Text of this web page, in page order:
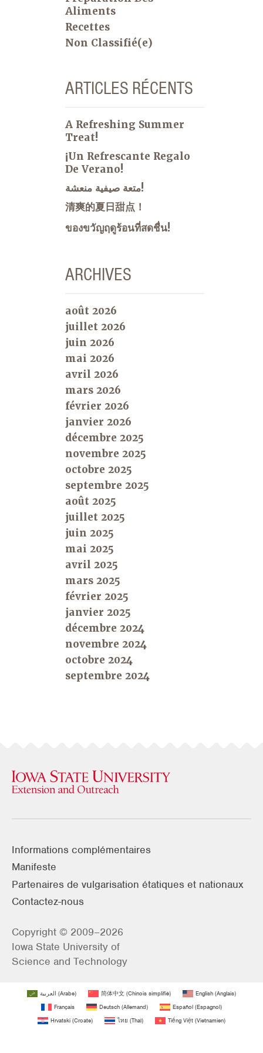
MyPlate comme guide utile, nous
savons que même si leurs choix
peuvent nous sembler intéressants
déjeuner
), ils mangent quelque
chose de chaque groupe alimentaire
pendant les repas. Laisser mes enfants
prendre des décisions sur ce qu’ils
mangent les a amenés à s’intéresser à
ce qu’ils nourrissent leur corps. Parce
que nous travaillons constamment à la
création de repas équilibrés, notre
aînée sait quels aliments lui apporter
dans les déjeuners de l’école, ce qui
Même si la variété n’est peut-être pas
MyPlate en choisissant des articles qui
Jody mentionne comment elle
accroche une photo MyPlate sur son
réfrigérateur. Elle m’a inspiré à
accrocher une photo MyPlate dans mon
garde-manger pour rappeler à mes
enfants de continuer à préparer des
repas et des collations équilibrés.
Consultez son blog la semaine
prochaine pour d’autres conseils utiles
!
Aliments
Recettes
Non Classifié(e)
ARTICLES RÉCENTS
A Refreshing Summer
Treat!
¡Un Refrescante Regalo
De Verano!
متعة صيفية منعشة!
清爽的夏日甜点！
ของขวัญฤดูร้อนที่สดชื่น!
ARCHIVES
août 2026
juillet 2026
juin 2026
mai 2026
avril 2026
mars 2026
février 2026
janvier 2026
décembre 2025
novembre 2025
octobre 2025
septembre 2025
août 2025
juillet 2025
juin 2025
mai 2025
avril 2025
mars 2025
février 2025
janvier 2025
décembre 2024
novembre 2024
octobre 2024
septembre 2024
Informations complémentaires
Manifeste
Partenaires de vulgarisation étatiques et nationaux
Contactez-nous
Copyright © 2009–2026
Iowa State University of
Science and Technology
العربية (Arabe) 简体中文 (Chinois simplifié) English (Anglais)
Français
Deutsch (Allemand) Español (Espagnol)
Hrvatski (Croate) ไทย (Thaï) Tiếng Việt (Vietnamien)